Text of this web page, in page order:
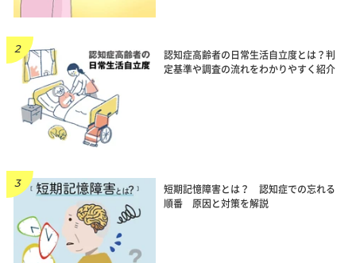
認知症高齢者の日常生活自立度とは？判
定基準や調査の流れをわかりやすく紹介
短期記憶障害とは？ 認知症での忘れる
順番 原因と対策を解説